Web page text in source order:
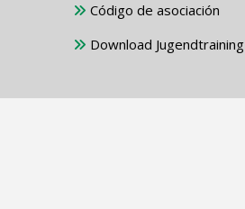
Código de asociación
Download Jugendtraining